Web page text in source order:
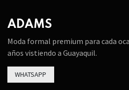
ADAMS
Moda formal premium para cada
años vistiendo a Guayaquil.
WHATSAPP